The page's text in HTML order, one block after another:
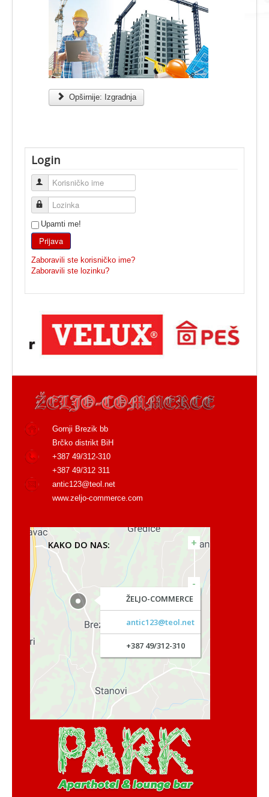
Opširnije: Izgradnja
Login
Korisničko ime
Lozinka
Upamti me!
Prijava
Zaboravili ste korisničko ime?
Zaboravili ste lozinku?
Gornji Brezik bb
Brčko distrikt BiH
+387 49/312-310
+387 49/312 311
antic123@teol.net
www.zeljo-commerce.com